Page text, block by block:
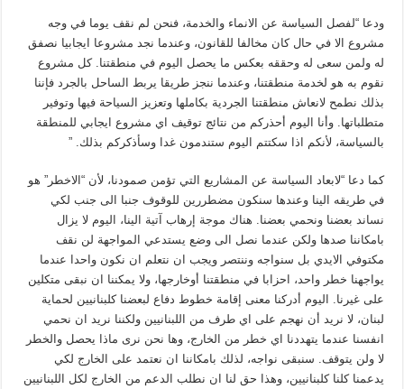
ودعا “لفصل السياسة عن الانماء والخدمة، فنحن لم نقف يوما في وجه
مشروع الا في حال كان مخالفا للقانون، وعندما نجد مشروعا ايجابيا نصفق
له ولمن سعى له وحققه بعكس ما يحصل اليوم في منطقتنا. كل مشروع
نقوم به هو لخدمة منطقتنا، وعندما ننجز طريقا يربط الساحل بالجرد فإننا
بذلك نطمح لانعاش منطقتنا الجردية بكاملها وتعزيز السياحة فيها وتوفير
متطلباتها. وأنا اليوم أحذركم من نتائج توقيف اي مشروع ايجابي للمنطقة
بالسياسة، لأنكم اذا سكتتم اليوم ستندمون غدا وسأذكركم بذلك. ”
كما دعا “لابعاد السياسة عن المشاريع التي تؤمن صمودنا، لأن “الاخطر” هو
في طريقه الينا وعندها سنكون مضطررين للوقوف جنبا الى جنب لكي
نساند بعضنا ونحمي بعضنا. هناك موجة إرهاب آتية الينا، اليوم لا يزال
بامكاننا صدها ولكن عندما نصل الى وضع يستدعي المواجهة لن نقف
مكتوفي الايدي بل سنواجه وننتصر ويجب ان نتعلم ان نكون واحدا عندما
يواجهنا خطر واحد، احزابا في منطقتنا أوخارجها، ولا يمكننا ان نبقى متكلين
على غيرنا. اليوم أدركنا معنى إقامة خطوط دفاع لبعضنا كلبنانيين لحماية
لبنان، لا نريد أن نهجم على اي طرف من اللبنانيين ولكننا نريد ان نحمي
انفسنا عندما يتهددنا اي خطر من الخارج، وها نحن نرى ماذا يحصل والخطر
لا ولن يتوقف. سنبقى نواجه، لذلك بامكاننا ان نعتمد على الخارج لكي
يدعمنا كلنا كلبنانيين، وهذا حق لنا ان نطلب الدعم من الخارج لكل اللبنانيين